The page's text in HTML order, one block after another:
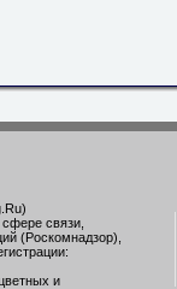
связи,
(Роскомнадзор),
и